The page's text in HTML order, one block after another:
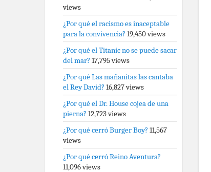
views
¿Por qué el racismo es inaceptable
para la convivencia? 19,450 views
¿Por qué el Titanic no se puede sacar
del mar? 17,795 views
¿Por qué Las mañanitas las cantaba
el Rey David? 16,827 views
¿Por qué el Dr. House cojea de una
pierna? 12,723 views
¿Por qué cerró Burger Boy? 11,567
views
¿Por qué cerró Reino Aventura?
11,096 views